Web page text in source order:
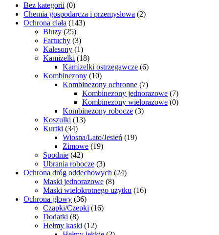
Bez kategorii (0)
Chemia gospodarcza i przemysłowa (2)
Ochrona ciała (143)
Bluzy (25)
Fartuchy (3)
Kalesony (1)
Kamizelki (18)
Kamizelki ostrzegawcze (6)
Kombinezony (10)
Kombinezony ochronne (7)
Kombinezony jednorazowe (7)
Kombinezony wielorazowe (0)
Kombinezony robocze (3)
Koszulki (13)
Kurtki (34)
Wiosna/Lato/Jesień (19)
Zimowe (19)
Spodnie (42)
Ubrania robocze (3)
Ochrona dróg oddechowych (24)
Maski jednorazowe (8)
Maski wielokrotnego użytku (16)
Ochrona głowy (36)
Czapki/Czepki (16)
Dodatki (8)
Hełmy kaski (12)